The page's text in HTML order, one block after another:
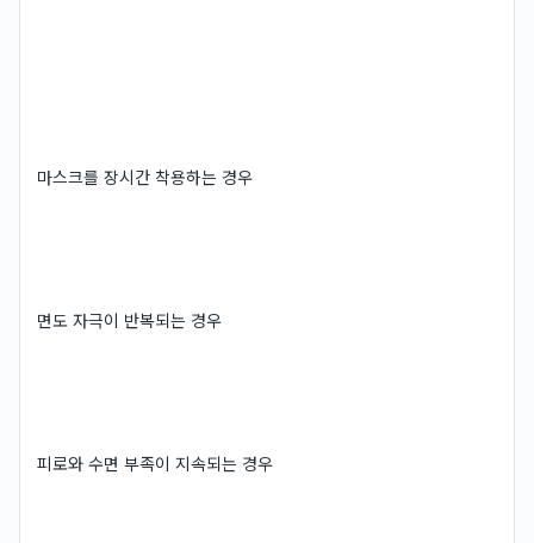
마스크를 장시간 착용하는 경우
면도 자극이 반복되는 경우
피로와 수면 부족이 지속되는 경우